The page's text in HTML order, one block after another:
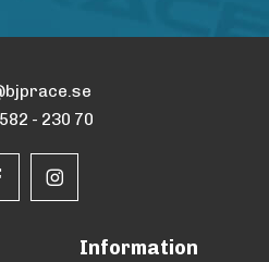
- 230 70
Information